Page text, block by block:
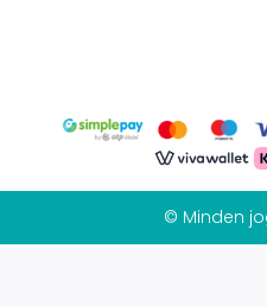
© Minden